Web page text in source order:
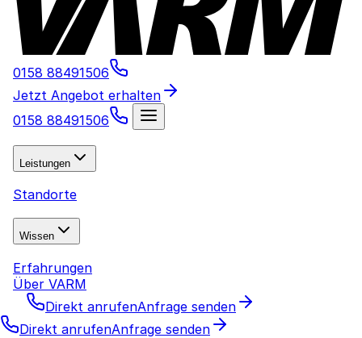
0158 88491506
Jetzt Angebot erhalten
0158 88491506
Leistungen
Standorte
Wissen
Erfahrungen
Über VARM
Direkt anrufenAnfrage senden
Direkt anrufenAnfrage senden